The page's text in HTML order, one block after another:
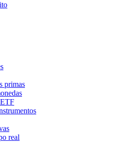
primas
real